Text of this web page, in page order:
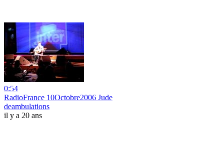
0:54
RadioFrance 10Octobre2006 Jude
deambulations
il y a 20 ans